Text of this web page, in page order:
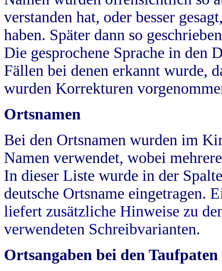
verstanden hat, oder besser
haben. Später dann so
Die gesprochene Sprache in
Fällen bei denen erkannt wurde,
wurden Korrekturen
Ortsnamen
Bei den Ortsnamen wurden im
Namen verwendet, wobei
In dieser Liste wurde in der
deutsche Ortsname eingetragen.
liefert zusätzliche Hinweise zu
verwendeten Schreibvarianten.
Ortsangaben bei den Taufpaten